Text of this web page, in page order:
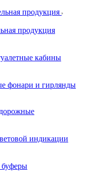
продукция
продукция
кабины
фонари и гирлянды
индикации